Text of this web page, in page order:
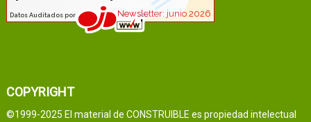
COPYRIGHT
©1999-2025 El material de CONSTRUIBLE es propiedad intelectual